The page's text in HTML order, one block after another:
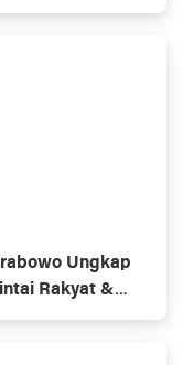
Ungkap
Rakyat &